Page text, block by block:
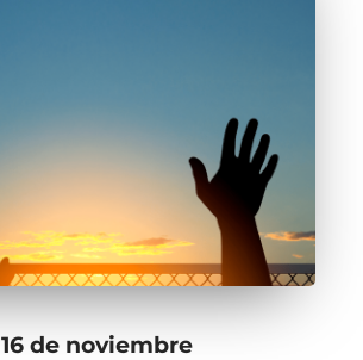
16 de noviembre